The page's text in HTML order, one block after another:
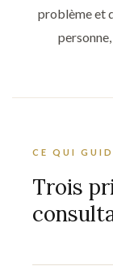
problème et
CE QUI
Trois